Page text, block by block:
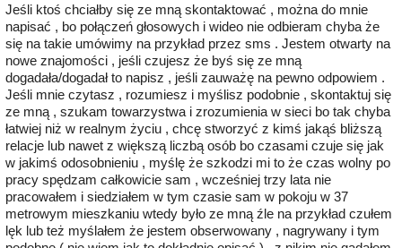
Jeśli ktoś chciałby się ze mną skontaktować , można do mnie
napisać , bo połączeń głosowych i wideo nie odbieram chyba że
się na takie umówimy na przykład przez sms . Jestem otwarty na
nowe znajomości , jeśli czujesz że byś się ze mną
dogadała/dogadał to napisz , jeśli zauważę na pewno odpowiem .
Jeśli mnie czytasz , rozumiesz i myślisz podobnie , skontaktuj się
ze mną , szukam towarzystwa i zrozumienia w sieci bo tak chyba
łatwiej niż w realnym życiu , chcę stworzyć z kimś jakąś bliższą
relacje lub nawet z większą liczbą osób bo czasami czuje się jak
w jakimś odosobnieniu , myślę że szkodzi mi to że czas wolny po
pracy spędzam całkowicie sam , wcześniej trzy lata nie
pracowałem i siedziałem w tym czasie sam w pokoju w 37
metrowym mieszkaniu wtedy było ze mną źle na przykład czułem
lęk lub też myślałem że jestem obserwowany , nagrywany i tym